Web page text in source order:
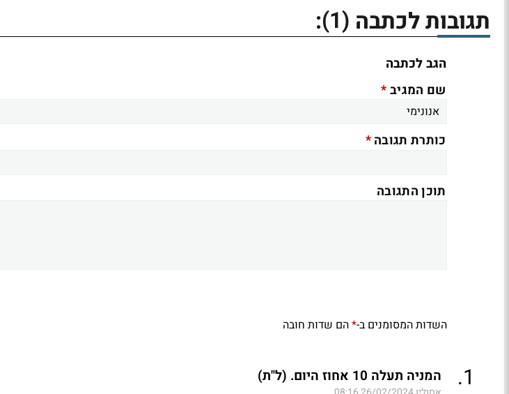
תגובות לכתבה (1)
:
הגב לכתבה
שם המגיב*
כותרת תגובה*
תוכן התגובה
השדות המסומנים ב-*הם שדות חובה
1
. המניה תעלה 10 אחוז היום. (ל"ת)